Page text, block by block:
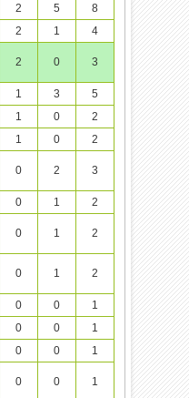
2 5
8
2 1 4
2 0 3
1 3
5
1 0
2
1 0 2
0 2 3
0 1 2
0 1 2
0 1 2
0 0
1
0 0
1
0 0 1
0 0 1